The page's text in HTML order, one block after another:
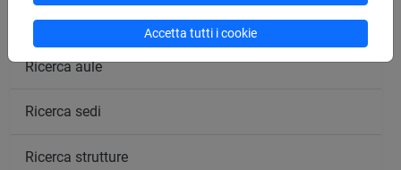
Ricerca insegnamenti
Ricerca aule
Ricerca sedi
Ricerca strutture
Accetta tutti i cookie